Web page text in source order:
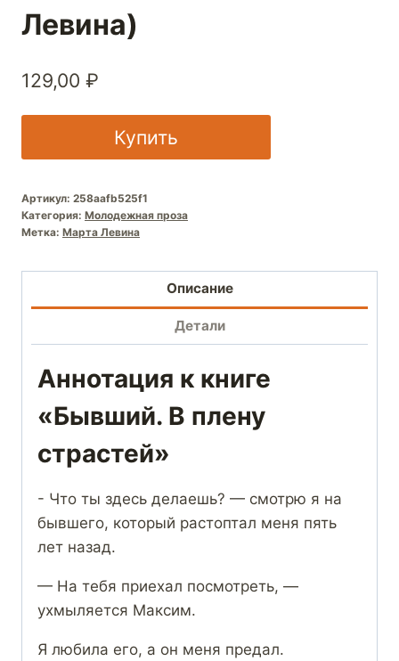
Левина)
129,00 ₽
Купить
Артикул: 258aafb525f1
Категория: Молодежная проза
Метка: Марта Левина
Описание
Детали
Аннотация к книге
«Бывший. В плену
страстей»
​​​​​​- Что ты здесь делаешь? — смотрю я на
бывшего, который растоптал меня пять
лет назад.
— На тебя приехал посмотреть, —
ухмыляется Максим.
Я любила его, а он меня предал.